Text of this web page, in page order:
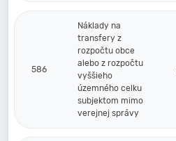
586
Náklady na
transfery z
rozpočtu obce
alebo z rozpočtu
vyššieho
územného celku
subjektom mimo
verejnej správy